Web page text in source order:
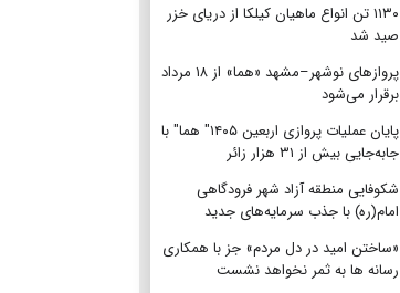
۱۱۳۰ تن انواع ماهیان کیلکا از دریای خزر
صید شد
پروازهای نوشهر–مشهد «هما» از ۱۸ مرداد
برقرار می‌شود
پایان عملیات پروازی اربعین ۱۴۰۵" هما" با
جابه‌جایی بیش از ۳۱ هزار زائر
شکوفایی منطقه آزاد شهر فرودگاهی
امام(ره) با جذب سرمایه‌های جدید
«ساختن امید در دل مردم» جز با همکاری
رسانه ها به ثمر نخواهد نشست